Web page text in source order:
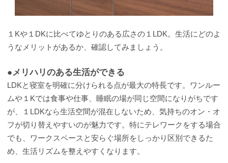
１Kや１DKに比べてゆとりのある広さの１LDK。生活にどのよ
うなメリットがあるか、確認してみましょう。
●メリハリのある生活ができる
LDKと寝室を明確に分けられる点が最大の特長です。ワンルー
ムや１Kでは食事や仕事、睡眠の場が同じ空間になりがちです
が、１LDKなら生活空間が混在しないため、気持ちのオン・オ
フが切り替えやすいのが魅力です。特にテレワークをする場合
でも、ワークスペースと安らぐ場所をしっかり区別できるた
め、生活リズムを整えやすくなります。